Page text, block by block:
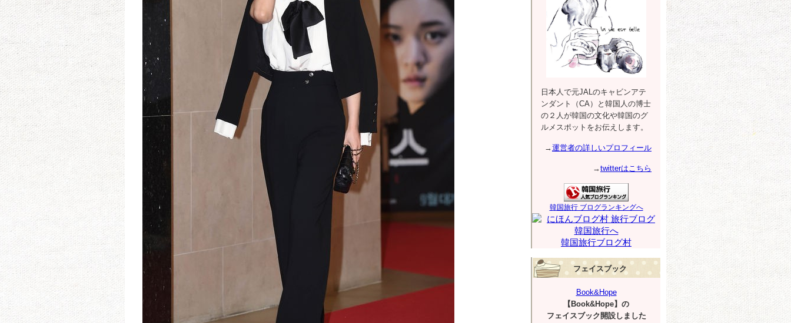
日本人で元JALのキャビンアテ
ンダント（CA）と韓国人の博士
の２人が韓国の文化や韓国のグ
ルメスポットをお伝えします。
→運営者の詳しいプロフィール
→twitterはこちら
韓国旅行 ブログランキングへ
韓国旅行ブログ村
フェイスブック
Book&Hope
【Book&Hope】の
フェイスブック開設しました